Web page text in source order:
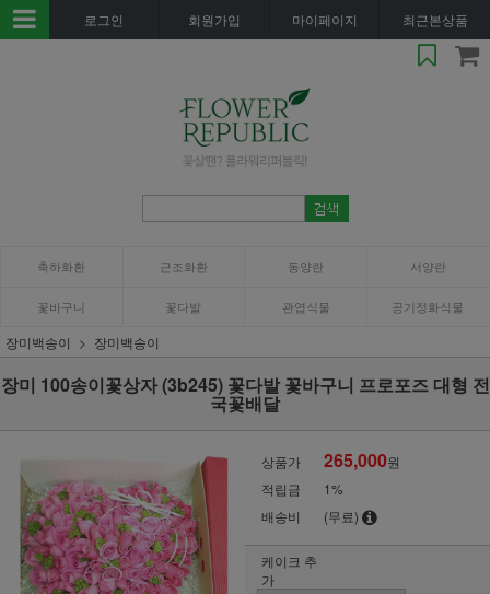
로그인 회원가입 마이페이지 최근본상품
축하화환 근조화환 동양란 서양란
꽃바구니 꽃다발 관엽식물 공기정화식물
장미백송이 장미백송이
장미 100송이꽃상자 (3b245) 꽃다발 꽃바구니 프로포즈 대형 전
국꽃배달
상품가 265,000원
적립금
1%
배송비
(무료)
케이크 추
가